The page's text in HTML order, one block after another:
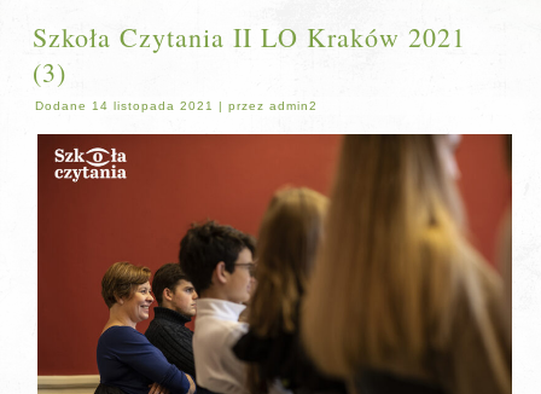
Szkoła Czytania II LO Kraków 2021
(3)
Dodane 14 listopada 2021 |przez admin2